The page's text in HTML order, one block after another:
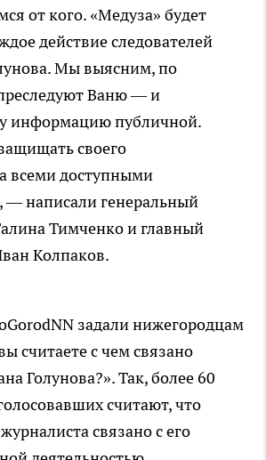
от кого. «Медуза» будет
действие следователей
Мы выясним, по
Ваню — и
информацию публичной.
своего
всеми доступными
— написали генеральный
Тимченко и главный
Колпаков.
задали нижегородцам
считаете с чем связано
Голунова?». Так, более 60
считают, что
связано с его